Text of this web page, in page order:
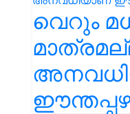
വെറും